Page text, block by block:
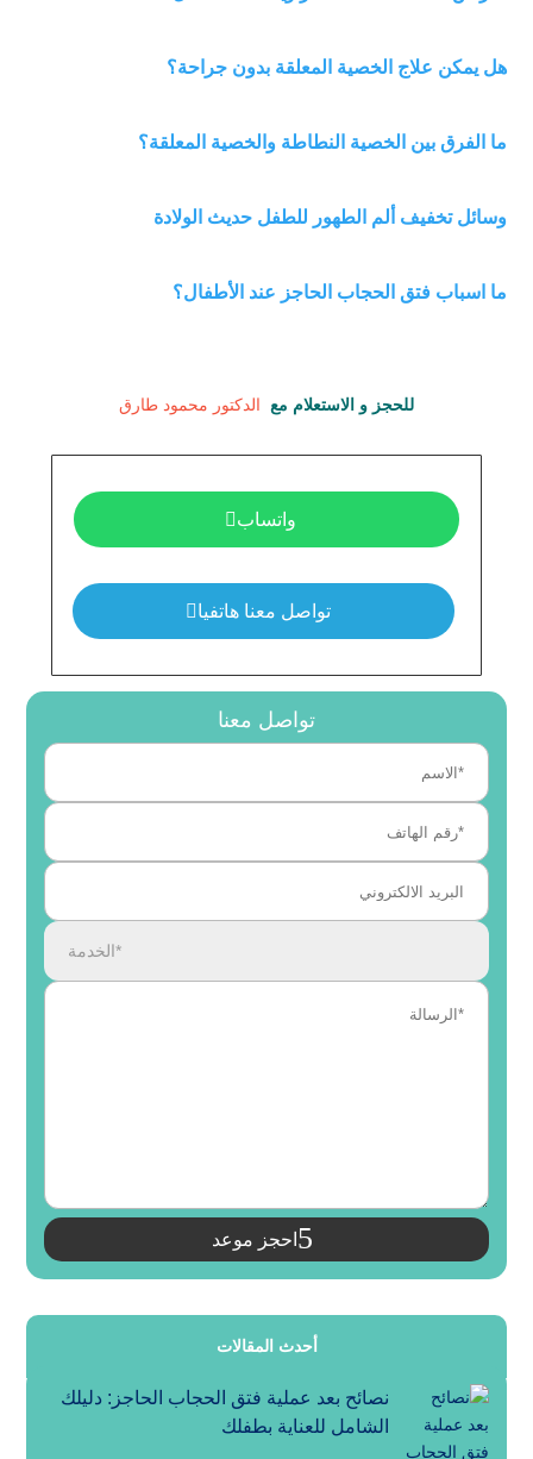
تواصل معنا
احجز موعد
أحدث المقالات
نصائح بعد عملية فتق الحجاب الحاجز: دليلك
الشامل للعناية بطفلك
هل يمكن علاج الخصية المعلقة بدون جراحة؟
ما الفرق بين الخصية النطاطة والخصية المعلقة؟
وسائل تخفيف ألم الطهور للطفل حديث الولادة
ما اسباب فتق الحجاب الحاجز عند الأطفال؟
للحجز و الاستعلام مع الدكتور محمود طارق
واتساب
تواصل معنا هاتفيا